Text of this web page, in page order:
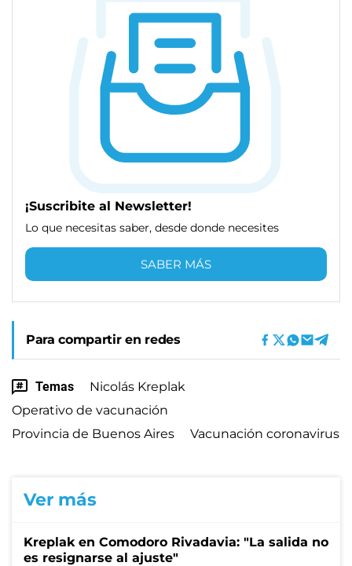
¡Suscribite al Newsletter!
Lo que necesitas saber, desde donde necesites
SABER MÁS
Para compartir en redes
Temas
Nicolás Kreplak
Operativo de vacunación
Provincia de Buenos Aires
Vacunación coronavirus
Ver más
Kreplak en Comodoro Rivadavia: "La salida no
es resignarse al ajuste"